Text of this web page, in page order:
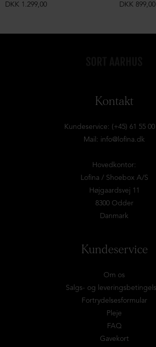
DKK 1.299,00
DKK 899,00
Kontakt
Kundeservice: (+45) 61 55 00
Mail: info@lofina.dk
Hovedkontor:
Lofina / Shoebox A/S
Højgaardsvej 11
8300 Odder
Danmark
Kundeservice
Om os
Salgs- og
Fortrydelsesformular
Pleje
FAQ
Gavekort